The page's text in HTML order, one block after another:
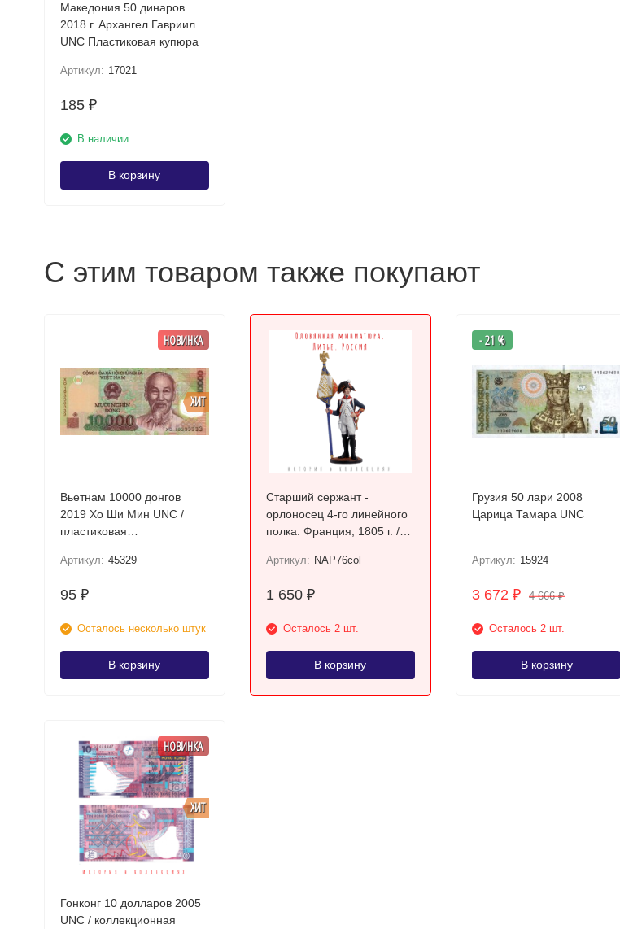
Македония 50 динаров
2018 г. Архангел Гавриил
UNC Пластиковая купюра
Артикул: 17021
185 ₽
В наличии
В корзину
С этим товаром также покупают
ХИТ
НОВИНКА
Вьетнам 10000 донгов
2019 Хо Ши Мин UNC /
пластиковая
Артикул: 45329
95 ₽
Осталось несколько штук
В корзину
Старший сержант -
орлоносец 4-го линейного
полка. Франция, 1805 г. /
солдатик
Артикул: NAP76col
1 650 ₽
Осталось 2 шт.
В корзину
- 21 %
Грузия 50 лари 2008
Царица Тамара UNC
Артикул: 15924
3 672₽ 4 666₽
Осталось 2 шт.
В корзину
ХИТ
НОВИНКА
Гонконг 10 долларов 2005
UNC / коллекционная